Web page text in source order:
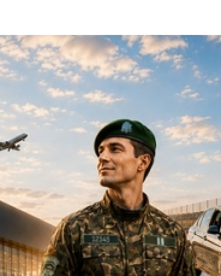
atbalsta sniegšana
kuru ES
valsts robežas
priekšnieks
robežapsardzības
robežas
kā arī sniegt
robežas ar